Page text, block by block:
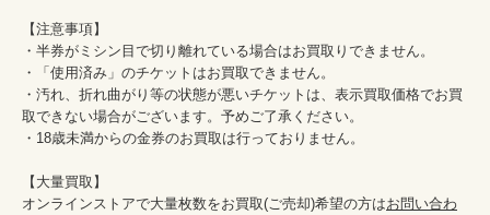
【注意事項】
・半券がミシン目で切り離れている場合はお買取りできません。
・「使用済み」のチケットはお買取できません。
・汚れ、折れ曲がり等の状態が悪いチケットは、表示買取価格でお買
取できない場合がございます。予めご了承ください。
・18歳未満からの金券のお買取は行っておりません。
【大量買取】
オンラインストアで大量枚数をお買取(ご売却)希望の方はお問い合わ